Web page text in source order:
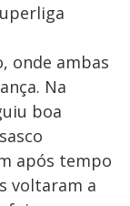
onde ambas
Na
boa
após tempo
voltaram a